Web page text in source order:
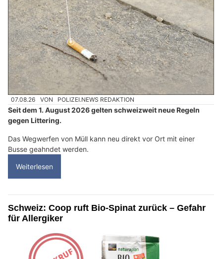
07.08.26 VON POLIZEI.NEWS REDAKTION
Seit dem 1. August 2026 gelten schweizweit neue Regeln
gegen Littering.
Das Wegwerfen von Müll kann neu direkt vor Ort mit einer
Busse geahndet werden.
Weiterlesen
Schweiz: Coop ruft Bio-Spinat zurück – Gefahr
für Allergiker